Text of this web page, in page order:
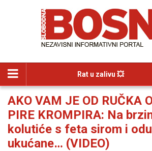
Rat u zalivu 💥
AKO VAM JE OD RUČKA
PIRE KROMPIRA: Na
kolutiće s feta sirom i
ukućane… (VIDEO)